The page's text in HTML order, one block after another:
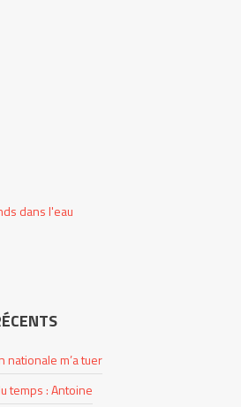
dans l'eau
nationale m’a tuer
temps : Antoine